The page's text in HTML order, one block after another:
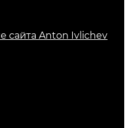
сайта Anton Ivlichev